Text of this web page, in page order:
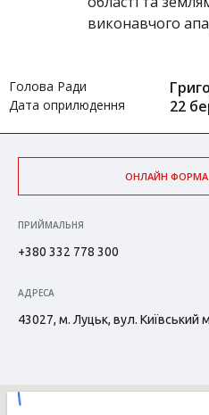
виконавчого
Голова Ради
Дата оприлюдення 22
ОНЛАЙН ФОРМА
ПРИЙМАЛЬНЯ
+380 332 778 300
АДРЕСА
43027, м. Луцьк, вул. Київський